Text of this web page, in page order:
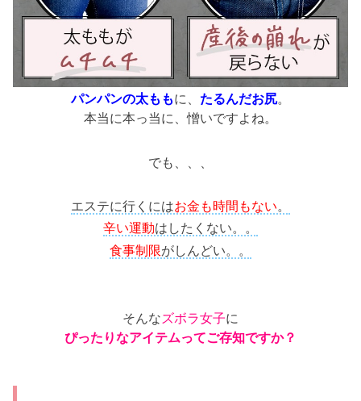
パンパンの太ももに、 たるんだお尻。
本当に本っ当に、憎いですよね。
でも、、、
エステに行くにはお金も時間もない。
辛い運動はしたくない。。
食事制限がしんどい。。
そんなズボラ女子に
ぴったりなアイテムってご存知ですか？